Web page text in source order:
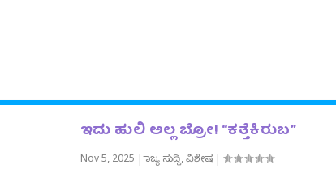
ಇದು ಹುಲಿ ಅಲ್ಲ ಬ್ರೋ! “ಕತ್ತೆಕಿರುಬ”
Nov 5, 2025 |ರಾಜ್ಯ ಸುದ್ದಿ,ವಿಶೇಷ|